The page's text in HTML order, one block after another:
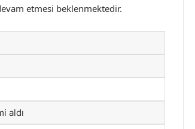
etmesi beklenmektedir.
aldı